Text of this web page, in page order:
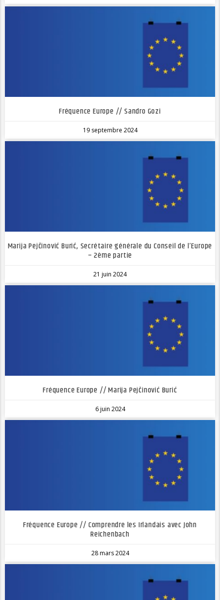
Fréquence Europe // Sandro Gozi
19 septembre 2024
Marija Pejčinović Burić, Secrétaire générale du Conseil de l’Europe
– 2ème partie
21 juin 2024
Fréquence Europe // Marija Pejčinović Burić
6 juin 2024
Fréquence Europe // Comprendre les Irlandais avec John
Reichenbach
28 mars 2024